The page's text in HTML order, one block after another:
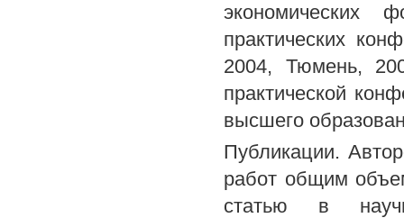
экономических
практических
2004, Тюмень,
практической
высшего
Публикации.
работ общим
статью в